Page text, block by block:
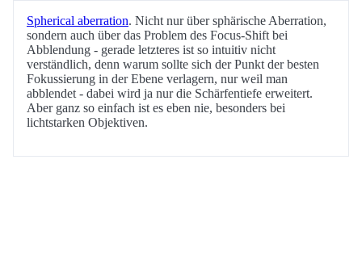
Spherical aberration. Nicht nur über sphärische Aberration,
sondern auch über das Problem des Focus-Shift bei
Abblendung - gerade letzteres ist so intuitiv nicht
verständlich, denn warum sollte sich der Punkt der besten
Fokussierung in der Ebene verlagern, nur weil man
abblendet - dabei wird ja nur die Schärfentiefe erweitert.
Aber ganz so einfach ist es eben nie, besonders bei
lichtstarken Objektiven.